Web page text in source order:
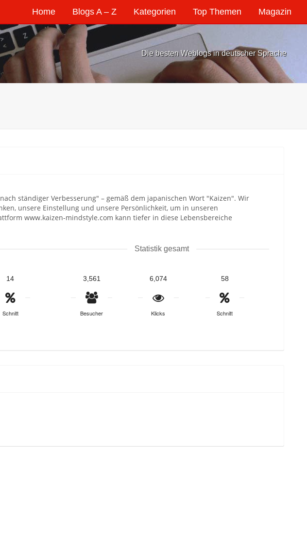
Home Blogs A – Z Kategorien Top Themen Magazin
Die besten Weblogs in deutscher Sprache
ständiger Verbesserung" – gemäß dem japanischen Wort "Kaizen". Wir
unsere Einstellung und unsere Persönlichkeit, um in unseren
www.kaizen-mindstyle.com kann tiefer in diese Lebensbereiche
14
Schnitt
Statistik gesamt
3,561
Besucher
6,074
Klicks
58
Schnitt